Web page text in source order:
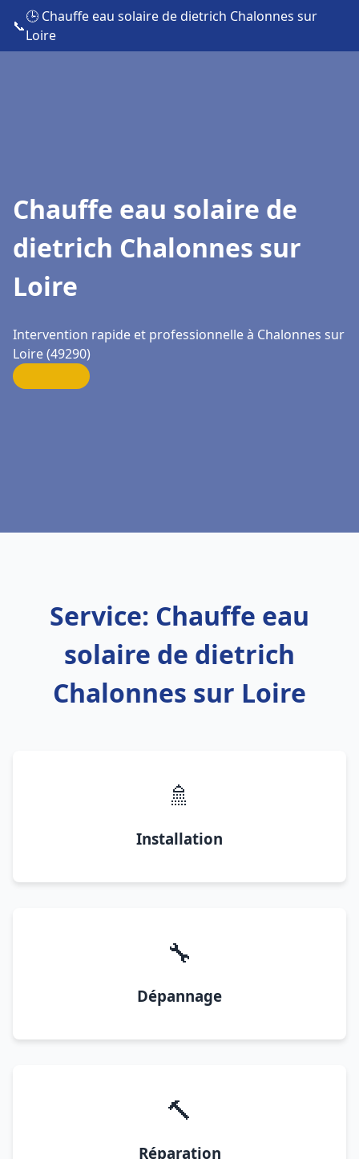
📞
🕒 Chauffe eau solaire de dietrich Chalonnes sur
Loire
Chauffe eau solaire de
dietrich Chalonnes sur
Loire
Intervention rapide et professionnelle à Chalonnes sur
Loire (49290)
Service: Chauffe eau
solaire de dietrich
Chalonnes sur Loire
🚿
Installation
🔧
Dépannage
🔨
Réparation